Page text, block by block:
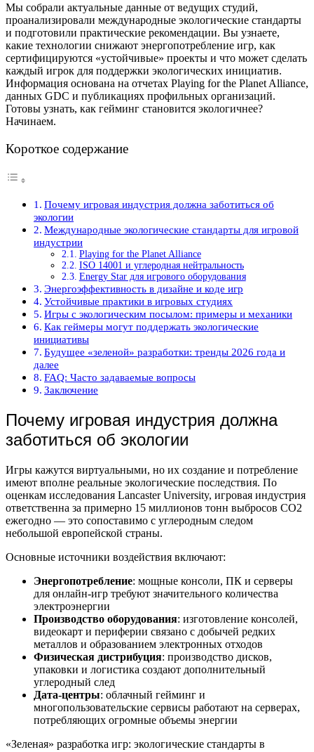
Мы собрали актуальные данные от ведущих студий,
проанализировали международные экологические стандарты
и подготовили практические рекомендации. Вы узнаете,
какие технологии снижают энергопотребление игр, как
сертифицируются «устойчивые» проекты и что может сделать
каждый игрок для поддержки экологических инициатив.
Информация основана на отчетах Playing for the Planet Alliance,
данных GDC и публикациях профильных организаций.
Готовы узнать, как гейминг становится экологичнее?
Начинаем.
Короткое содержание
Почему игровая индустрия должна заботиться об
экологии
Международные экологические стандарты для игровой
индустрии
Playing for the Planet Alliance
ISO 14001 и углеродная нейтральность
Energy Star для игрового оборудования
Энергоэффективность в дизайне и коде игр
Устойчивые практики в игровых студиях
Игры с экологическим посылом: примеры и механики
Как геймеры могут поддержать экологические
инициативы
Будущее «зеленой» разработки: тренды 2026 года и
далее
FAQ: Часто задаваемые вопросы
Заключение
Почему игровая индустрия должна
заботиться об экологии
Игры кажутся виртуальными, но их создание и потребление
имеют вполне реальные экологические последствия. По
оценкам исследования Lancaster University, игровая индустрия
ответственна за примерно 15 миллионов тонн выбросов CO2
ежегодно — это сопоставимо с углеродным следом
небольшой европейской страны.
Основные источники воздействия включают:
Энергопотребление: мощные консоли, ПК и серверы
для онлайн-игр требуют значительного количества
электроэнергии
Производство оборудования: изготовление консолей,
видеокарт и периферии связано с добычей редких
металлов и образованием электронных отходов
Физическая дистрибуция: производство дисков,
упаковки и логистика создают дополнительный
углеродный след
Дата-центры: облачный гейминг и
многопользовательские сервисы работают на серверах,
потребляющих огромные объемы энергии
«Зеленая» разработка игр: экологические стандарты в